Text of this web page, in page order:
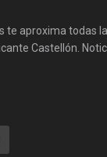
te aproxima todas
Castellón.